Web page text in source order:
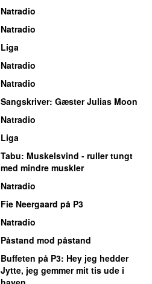
Natradio
Natradio
Liga
Natradio
Natradio
Sangskriver: Gæster Julias Moon
Natradio
Liga
Tabu: Muskelsvind - ruller tungt
med mindre muskler
Natradio
Fie Neergaard på P3
Natradio
Påstand mod påstand
Buffeten på P3: Hey jeg hedder
Jytte, jeg gemmer mit tis ude i